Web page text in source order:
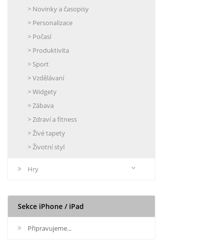
> Novinky a časopisy
> Personalizace
> Počasí
> Produktivita
> Sport
> Vzdělávaní
> Widgety
> Zábava
> Zdraví a fitness
> Živé tapety
> Životní styl
Hry
Sekce iPhone / iPad
Připravujeme...